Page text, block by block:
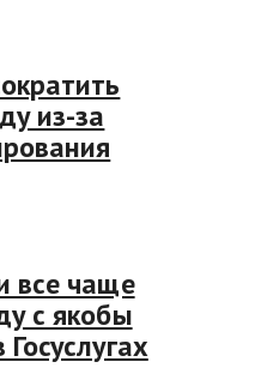
из-за
все чаще
с якобы